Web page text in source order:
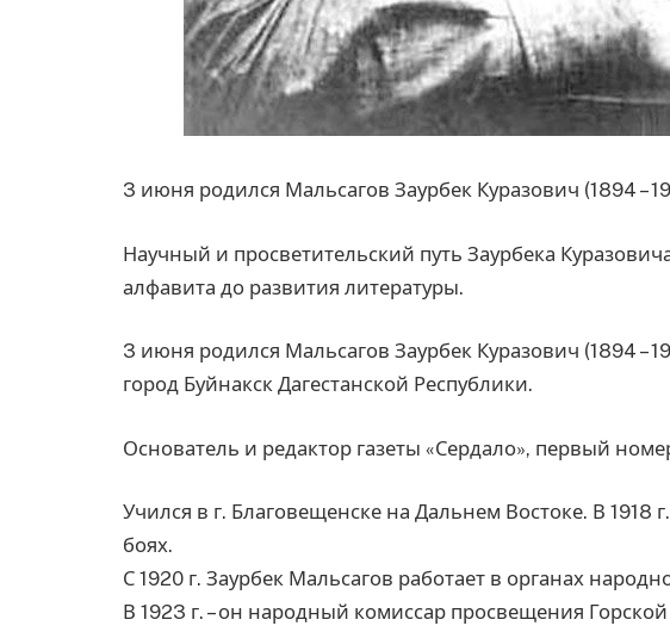
3 июня родился Мальсагов Заурбек Куразович (1894 –
Научный и просветительский путь Заурбека
алфавита до развития литературы.
3 июня родился Мальсагов Заурбек Куразович (1894 –
город Буйнакск Дагестанской Республики.
Основатель и редактор газеты «Сердало», первый
Учился в г. Благовещенске на Дальнем Востоке. В 1918
боях.
С 1920 г. Заурбек Мальсагов работает в органах
В 1923 г. – он народный комиссар просвещения